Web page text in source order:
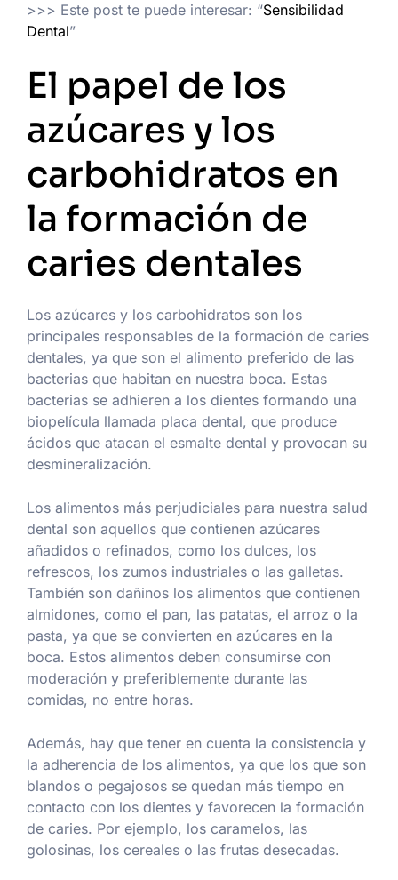
>>> Este post te puede interesar: “Sensibilidad
Dental”
El papel de los
azúcares y los
carbohidratos en
la formación de
caries dentales
Los azúcares y los carbohidratos son los
principales responsables de la formación de caries
dentales, ya que son el alimento preferido de las
bacterias que habitan en nuestra boca. Estas
bacterias se adhieren a los dientes formando una
biopelícula llamada placa dental, que produce
ácidos que atacan el esmalte dental y provocan su
desmineralización.
Los alimentos más perjudiciales para nuestra salud
dental son aquellos que contienen azúcares
añadidos o refinados, como los dulces, los
refrescos, los zumos industriales o las galletas.
También son dañinos los alimentos que contienen
almidones, como el pan, las patatas, el arroz o la
pasta, ya que se convierten en azúcares en la
boca. Estos alimentos deben consumirse con
moderación y preferiblemente durante las
comidas, no entre horas.
Además, hay que tener en cuenta la consistencia y
la adherencia de los alimentos, ya que los que son
blandos o pegajosos se quedan más tiempo en
contacto con los dientes y favorecen la formación
de caries. Por ejemplo, los caramelos, las
golosinas, los cereales o las frutas desecadas.